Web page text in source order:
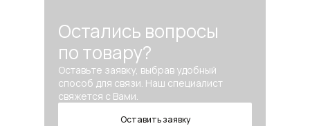
Остались вопросы
по товару?
Оставьте заявку, выбрав удобный
способ для связи. Наш специалист
свяжется с Вами.
Оставить заявку